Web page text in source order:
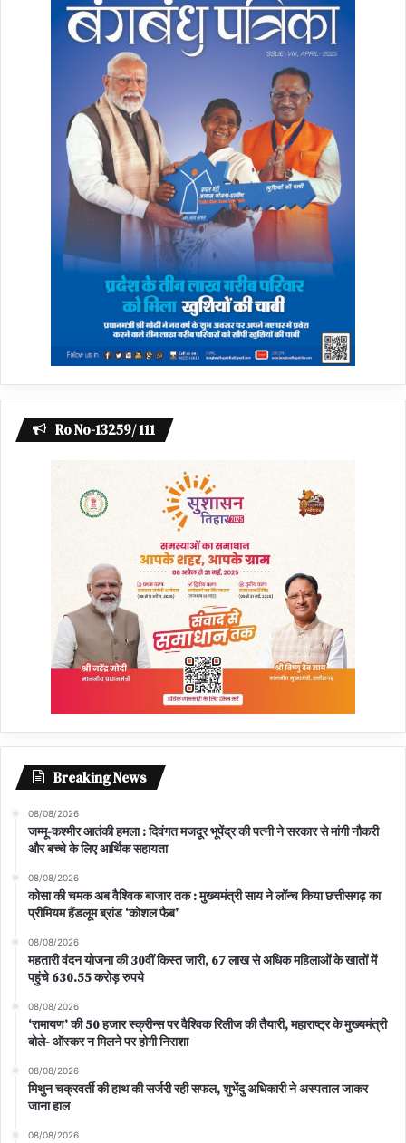
Ro No-13259/ 111
Breaking News
08/08/2026
जम्मू-कश्मीर आतंकी हमला : दिवंगत मजदूर भूपेंद्र की पत्नी ने सरकार से मांगी नौकरी
और बच्चे के लिए आर्थिक सहायता
08/08/2026
कोसा की चमक अब वैश्विक बाजार तक : मुख्यमंत्री साय ने लॉन्च किया छत्तीसगढ़ का
प्रीमियम हैंडलूम ब्रांड ‘कोशल फैब’
08/08/2026
महतारी वंदन योजना की 30वीं किस्त जारी, 67 लाख से अधिक महिलाओं के खातों में
पहुंचे 630.55 करोड़ रुपये
08/08/2026
‘रामायण’ की 50 हजार स्क्रीन्स पर वैश्विक रिलीज की तैयारी, महाराष्ट्र के मुख्यमंत्री
बोले- ऑस्कर न मिलने पर होगी निराशा
08/08/2026
मिथुन चक्रवर्ती की हाथ की सर्जरी रही सफल, शुभेंदु अधिकारी ने अस्पताल जाकर
जाना हाल
08/08/2026